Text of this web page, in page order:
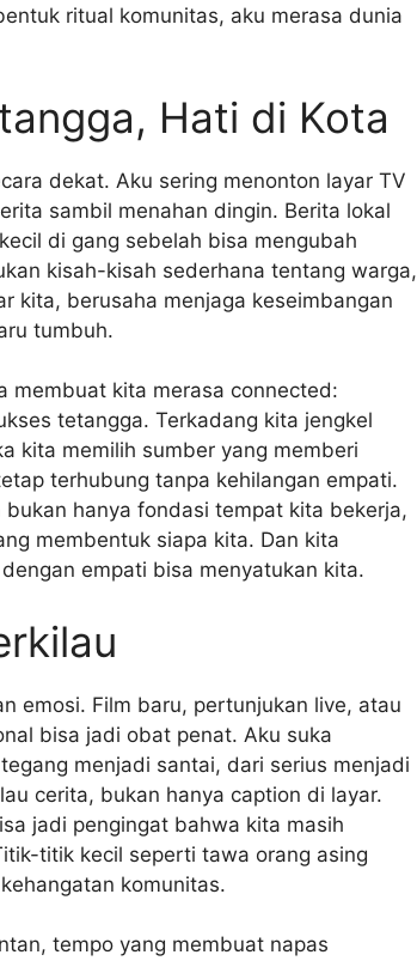
ritual komunitas, aku merasa dunia
Hati di Kota
dekat. Aku sering menonton layar TV
sambil menahan dingin. Berita lokal
di gang sebelah bisa mengubah
kisah-kisah sederhana tentang warga,
kita, berusaha menjaga keseimbangan
tumbuh.
membuat kita merasa connected:
tetangga. Terkadang kita jengkel
kita memilih sumber yang memberi
terhubung tanpa kehilangan empati.
hanya fondasi tempat kita bekerja,
membentuk siapa kita. Dan kita
empati bisa menyatukan kita.
emosi. Film baru, pertunjukan live, atau
bisa jadi obat penat. Aku suka
menjadi santai, dari serius menjadi
cerita, bukan hanya caption di layar.
jadi pengingat bahwa kita masih
titik kecil seperti tawa orang asing
komunitas.
tempo yang membuat napas